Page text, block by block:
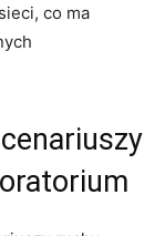
co ma